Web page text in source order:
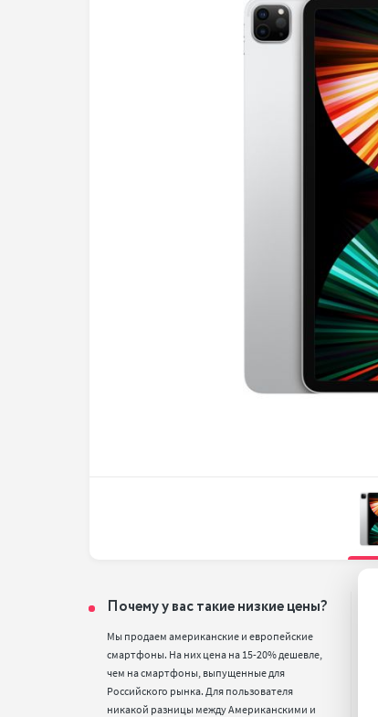
Почему у вас такие низкие цены?
Мы продаем американские и европейские
смартфоны. На них цена на 15-20% дешевле,
чем на смартфоны, выпущенные для
Российского рынка. Для пользователя
никакой разницы между Американскими и